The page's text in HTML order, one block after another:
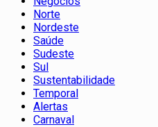
Norte
Nordeste
Saúde
Sudeste
Sul
Sustentabilidade
Temporal
Alertas
Carnaval